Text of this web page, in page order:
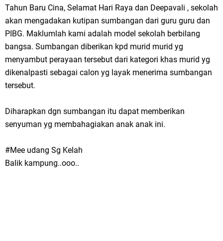
Tahun Baru Cina, Selamat Hari Raya dan Deepavali , sekolah
akan mengadakan kutipan sumbangan dari guru guru dan
PIBG. Maklumlah kami adalah model sekolah berbilang
bangsa. Sumbangan diberikan kpd murid murid yg
menyambut perayaan tersebut dari kategori khas murid yg
dikenalpasti sebagai calon yg layak menerima sumbangan
tersebut.
Diharapkan dgn sumbangan itu dapat memberikan
senyuman yg membahagiakan anak anak ini.
#Mee udang Sg Kelah
Balik kampung..ooo..